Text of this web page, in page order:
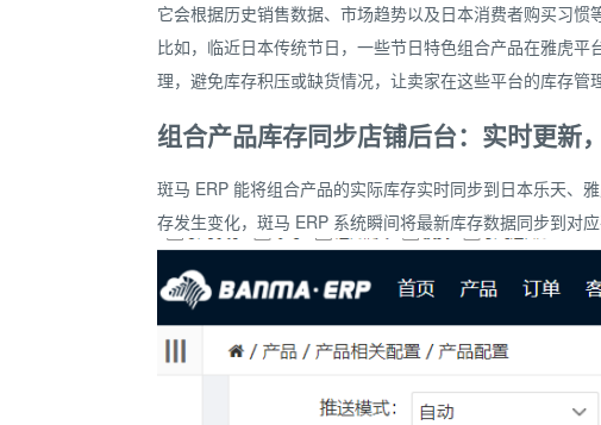
它会根据历史销售数据、市场趋势以及日本消费者购买习惯
比如，临近日本传统节日，一些节日特色组合产品在雅虎
理，避免库存积压或缺货情况，让卖家在这些平台的库存管
组合产品库存同步店铺后台：实时更新
斑马 ERP 能将组合产品的实际库存实时同步到日本乐天、
存发生变化，斑马 ERP 系统瞬间将最新库存数据同步到对